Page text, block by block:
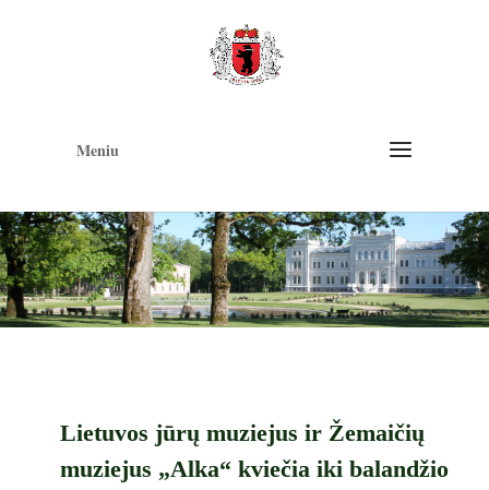
Meniu
Lietuvos jūrų muziejus ir Žemaičių
muziejus „Alka“ kviečia iki balandžio